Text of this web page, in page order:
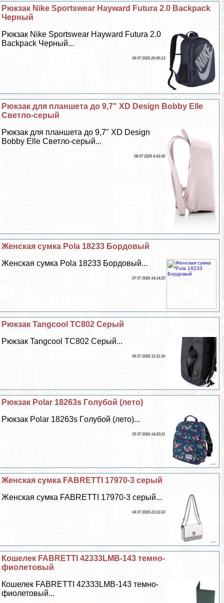
Рюкзак Nike Sportswear Hayward Futura 2.0 Backpack
Черный
Рюкзак Nike Sportswear Hayward Futura 2.0
Backpack Черный...
09 07 2026 20:45:13
Рюкзак для планшета до 9,7" XD Design Bobby Elle
Светло-серый
Рюкзак для планшета до 9,7" XD Design
Bobby Elle Светло-серый...
08 07 2026 6:43:30
Женская сумка Pola 18233 Бордовый
Женская сумка Pola 18233 Бордовый...
07 07 2026 14:14:25
Рюкзак Tangcool TC802 Серый
Рюкзак Tangcool TC802 Серый...
06 07 2026 12:31:16
Рюкзак Polar 18263s Гoлyбой (лето)
Рюкзак Polar 18263s Гoлyбой (лето)...
05 07 2026 14:20:21
Женская сумка FABRETTI 17970-3 серый
Женская сумка FABRETTI 17970-3 серый...
04 07 2026 22:23:33
Кошелек FABRETTI 42333LMB-143 темно-
фиолетовый
Кошелек FABRETTI 42333LMB-143 темно-
фиолетовый...